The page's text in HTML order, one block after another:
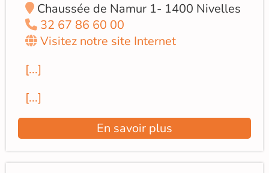
Chaussée de Namur 1- 1400 Nivelles
32 67 86 60 00
Visitez notre site Internet
[...]
[...]
En savoir plus